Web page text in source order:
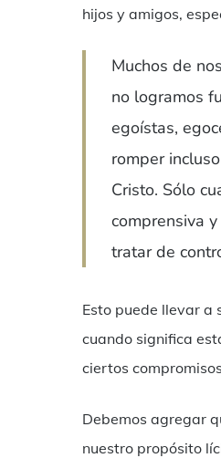
hijos y amigos,
Muchos de
no logramos
egoístas,
romper
Cristo. Sólo
comprensiva
tratar de
Esto puede llevar a
cuando significa
ciertos
Debemos agregar
nuestro propósito